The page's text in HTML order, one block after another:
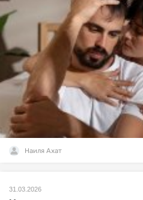
Наиля Ахат
31.03.2026